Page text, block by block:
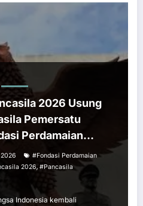
2026 Usung
Pemersatu
Perdamaian
#Fondasi Perdamaian
2026, #Pancasila
Indonesia kembali